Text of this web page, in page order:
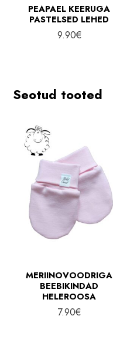
PEAPAEL KEERUGA
PASTELSED LEHED
9.90€
Seotud tooted
MERIINOVOODRIGA
BEEBIKINDAD
HELEROOSA
7.90€